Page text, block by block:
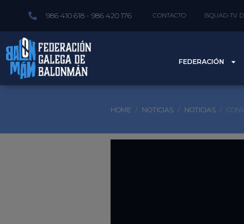
986 410 618 - 986 420 176 CONTACTO ISQUAD-TV
FEDERACIÓN
HOME NOTICIAS NOTICIAS